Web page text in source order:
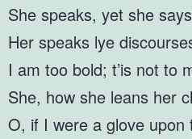
She speaks, yet she
Her speaks lye
I am too bold; t’is not to
She, how she leans her
O, if I were a glove upon